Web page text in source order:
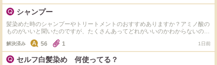
シャンプー
髪染めた時のシャンプーやトリートメントのおすすめありますか？アミノ酸の
ものがいいと聞いたのですが、たくさんあってどれがいいのかわからないの
で、教えて欲しいです！ 髪質は細くて柔らかいです！
解決済み 56 1 1日前
セルフ白髪染め 何使ってる？